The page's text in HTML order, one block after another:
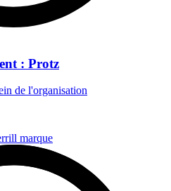
: Protz
de l'organisation